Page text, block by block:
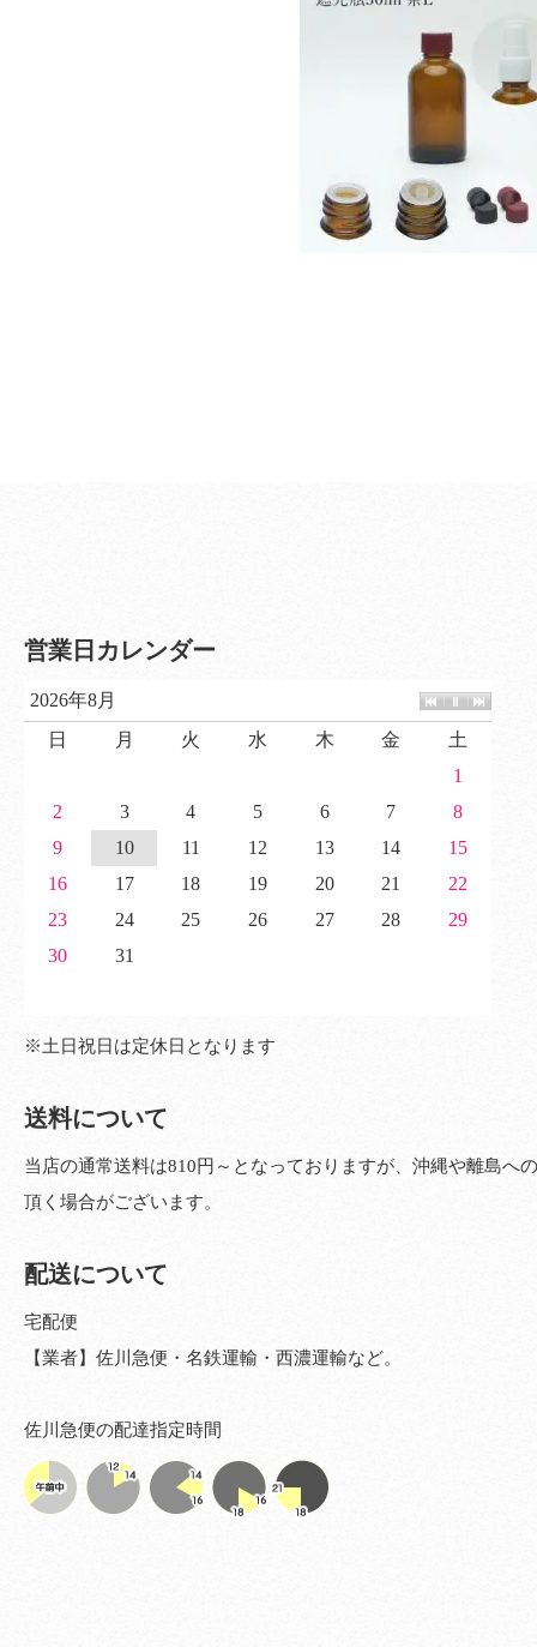
100ml以下
￥7810-(税込)
営業日カレンダー
2026年8月
日
月 火 水 木 金
土
1
2
3 4 5 6 7
8
9
10 11 12 13 14
15
16
17 18 19 20 21
22
23
24 25 26 27 28
29
30
31
※土日祝日は定休日となります
送料について
当店の通常送料は810円～となっておりますが、沖縄や離島へ
頂く場合がございます。
配送について
宅配便
【業者】佐川急便・名鉄運輸・西濃運輸など。
佐川急便の配達指定時間